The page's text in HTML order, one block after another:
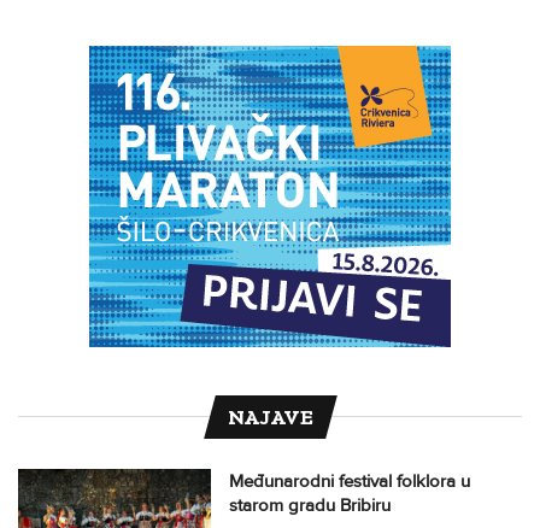
NAJAVE
Međunarodni festival folklora u
starom gradu Bribiru